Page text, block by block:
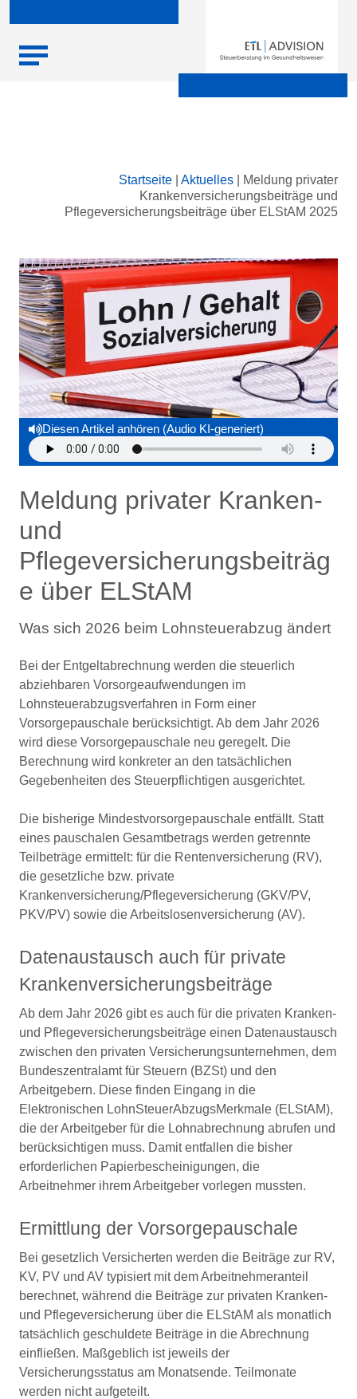
Startseite Aktuelles
Meldung privater
Krankenversicherungsbeiträge und
Pflegeversicherungsbeiträge über ELStAM 2025
Diesen Artikel anhören (Audio KI-generiert)
Meldung privater Kranken-
und
Pflegeversicherungsbeiträg
e über ELStAM
Was sich 2026 beim Lohnsteuerabzug ändert
Bei der Entgeltabrechnung werden die steuerlich
abziehbaren Vorsorgeaufwendungen im
Lohnsteuerabzugsverfahren in Form einer
Vorsorgepauschale berücksichtigt. Ab dem Jahr 2026
wird diese Vorsorgepauschale neu geregelt. Die
Berechnung wird konkreter an den tatsächlichen
Gegebenheiten des Steuerpflichtigen ausgerichtet.
Die bisherige Mindestvorsorgepauschale entfällt. Statt
eines pauschalen Gesamtbetrags werden getrennte
Teilbeträge ermittelt: für die Rentenversicherung (RV),
die gesetzliche bzw. private
Krankenversicherung/Pflegeversicherung (GKV/PV,
PKV/PV) sowie die Arbeitslosenversicherung (AV).
Datenaustausch auch für private
Krankenversicherungsbeiträge
Ab dem Jahr 2026 gibt es auch für die privaten Kranken-
und Pflegeversicherungsbeiträge einen Datenaustausch
zwischen den privaten Versicherungsunternehmen, dem
Bundeszentralamt für Steuern (BZSt) und den
Arbeitgebern. Diese finden Eingang in die
Elektronischen LohnSteuerAbzugsMerkmale (ELStAM),
die der Arbeitgeber für die Lohnabrechnung abrufen und
berücksichtigen muss. Damit entfallen die bisher
erforderlichen Papierbescheinigungen, die
Arbeitnehmer ihrem Arbeitgeber vorlegen mussten.
Ermittlung der Vorsorgepauschale
Bei gesetzlich Versicherten werden die Beiträge zur RV,
KV, PV und AV typisiert mit dem Arbeitnehmeranteil
berechnet, während die Beiträge zur privaten Kranken-
und Pflegeversicherung über die ELStAM als monatlich
tatsächlich geschuldete Beiträge in die Abrechnung
einfließen. Maßgeblich ist jeweils der
Versicherungsstatus am Monatsende. Teilmonate
werden nicht aufgeteilt.